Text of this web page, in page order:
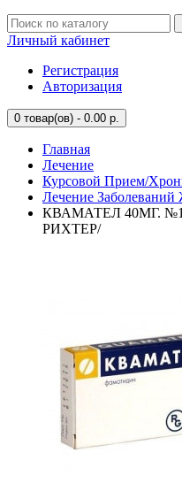
Личный кабинет
Регистрация
Авторизация
0 товар(ов) - 0.00 р.
Главная
Лечение
Курсовой Прием/
Лечение
КВАМАТЕЛ 40МГ.
РИХТЕР/